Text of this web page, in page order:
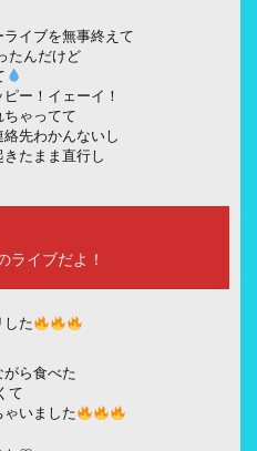
イブを無事終えて
たんだけど
ー！イェーイ！
ゃってて
先わかんないし
たまま直行し
ライブだよ！
した
ら食べた
て
いました